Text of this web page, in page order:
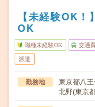
【未経験OK
OK
職種未経験OK 交通
派遣
勤務地
東京都八
北野(東京